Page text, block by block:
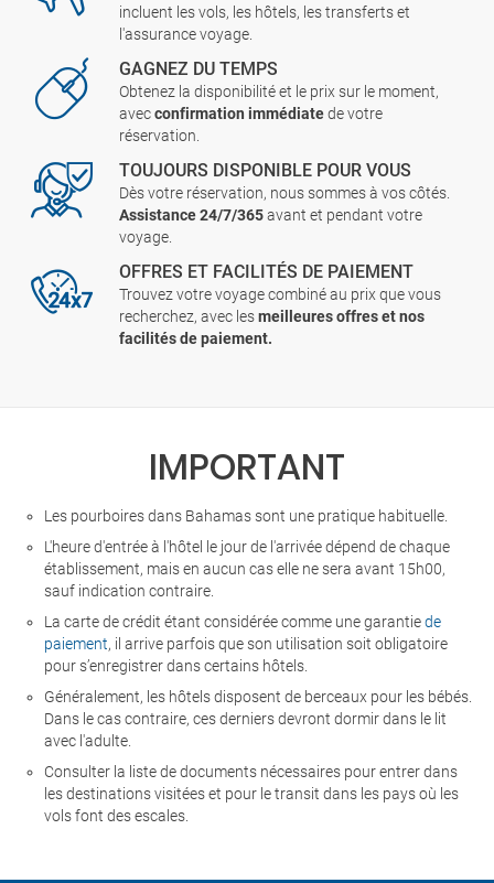
incluent les vols, les hôtels, les transferts et
l'assurance voyage.
GAGNEZ DU TEMPS
Obtenez la disponibilité et le prix sur le moment,
avecconfirmation immédiatede votre
réservation.
TOUJOURS DISPONIBLE POUR VOUS
Dès votre réservation, nous sommes à vos côtés.
Assistance 24/7/365avant et pendant votre
voyage.
OFFRES ET FACILITÉS DE PAIEMENT
Trouvez votre voyage combiné au prix que vous
recherchez, avec lesmeilleures offres et nos
facilités de paiement.
IMPORTANT
Les pourboires dans Bahamas sont une pratique habituelle.
L'heure d'entrée à l'hôtel le jour de l'arrivée dépend de chaque
établissement, mais en aucun cas elle ne sera avant 15h00,
sauf indication contraire.
La carte de crédit étant considérée comme une garantiede
paiement, il arrive parfois que son utilisation soit obligatoire
pour s’enregistrer dans certains hôtels.
Généralement, les hôtels disposent de berceaux pour les bébés.
Dans le cas contraire, ces derniers devront dormir dans le lit
avec l'adulte.
Consulter la liste de documents nécessaires pour entrer dans
les destinations visitées et pour le transit dans les pays où les
vols font des escales.